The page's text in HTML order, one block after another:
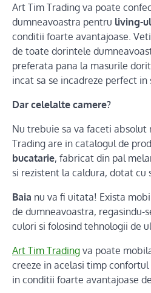
Art Tim Trading va poate
dumneavoastra pentru living-ul
conditii foarte avantajoase.
de toate dorintele
preferata pana la masurile
incat sa se incadreze perfect in
Dar celelalte camere?
Nu trebuie sa va faceti absolut
Trading are in catalogul de
bucatarie, fabricat din pal
si rezistent la caldura, dotat cu
Baia nu va fi uitata! Exista
de dumneavoastra, regasindu-
culori si folosind tehnologii de
Art Tim Trading va poate
creeze in acelasi timp
in conditii foarte avantajoase